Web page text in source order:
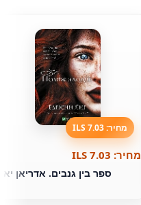
מחיר: 7.03 ILS
מחיר: 7.03 ILS
ספר בין גנבים. אדריאן